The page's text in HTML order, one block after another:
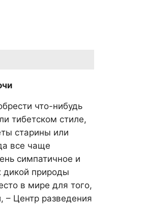
что-нибудь
тибетском стиле,
старины или
все чаще
симпатичное и
дикой природы
в мире для того,
– Центр разведения